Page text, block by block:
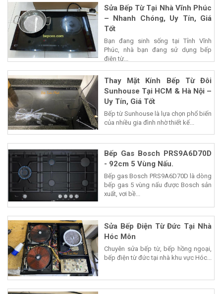
Sửa Bếp Từ Tại Nhà Vĩnh Phúc
– Nhanh Chóng, Uy Tín, Giá
Tốt
Bạn đang sinh sống tại Tỉnh Vĩnh
Phúc, nhà bạn đang sử dụng bếp
điện từ...
Thay Mặt Kính Bếp Từ Đôi
Sunhouse Tại HCM & Hà Nội –
Uy Tín, Giá Tốt
Bếp từ Sunhouse là lựa chọn phổ biến
của nhiều gia đình nhờ thiết kế...
Bếp Gas Bosch PRS9A6D70D
- 92cm 5 Vùng Nấu.
Bếp gas Bosch PRS9A6D70D là dòng
bếp gas 5 vùng nấu được Bosch sản
xuất, vơi bề...
Sửa Bếp Điện Từ Đức Tại Nhà
Hóc Môn
Chuyên sửa bếp từ, bếp hồng ngoại,
bếp điện từ đức tại nhà khu vực Hóc...